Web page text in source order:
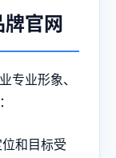
官网
专业形象、
和目标受